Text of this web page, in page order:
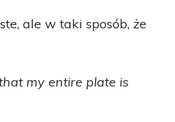
ale w taki sposób, że
my entire plate is